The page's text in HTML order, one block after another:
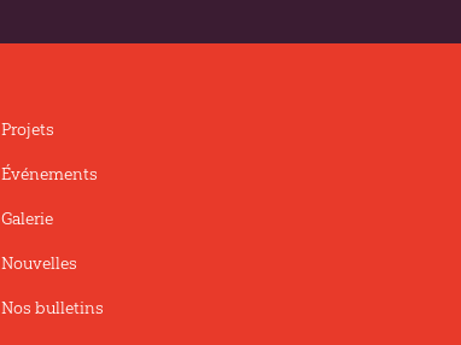
Projets
Événements
Galerie
Nouvelles
Nos bulletins